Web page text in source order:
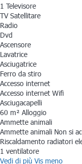
1 Televisore
TV Satellitare
Radio
Dvd
Ascensore
Lavatrice
Asciugatrice
Ferro da stiro
Accesso internet
Accesso internet Wifi
Asciugacapelli
60 m² Alloggio
Ammette animali
Ammette animali Non si
Riscaldamento radiatori
1 ventilatore
Vedi di più Vis meno